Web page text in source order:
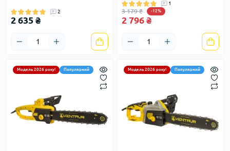
2
2 635 ₴
1
3 179 ₴ -12%
2 796 ₴
Модель 2026 року! Популярний Модель 2026 року! Популярний